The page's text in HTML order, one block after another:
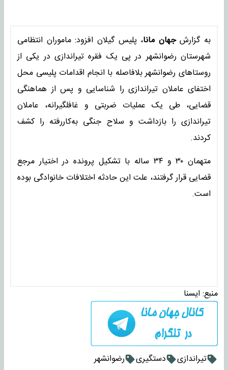
به گزارشجهان مانا، پلیس گیلان افزود: ماموران انتظامی
شهرستان رضوانشهر در پی یک فقره تیراندازی در یکی از
روستاهای رضوانشهر بلافاصله با انجام اقدامات پلیسی محل
اختفای عاملان تیراندازی را شناسایی و پس از هماهنگی
قضایی، طی یک عملیات ضربتی و غافلگیرانه، عاملان
تیراندازی را بازداشت و سلاح جنگی به‌کاررفته را کشف
کردند.
متهمان ۳۰ و ۳۴ ساله با تشکیل پرونده در اختیار مرجع
قضایی قرار گرفتند، علت این حادثه اختلافات خانوادگی بوده
است.
منبع: ايسنا
تیراندازی دستگیری رضوانشهر